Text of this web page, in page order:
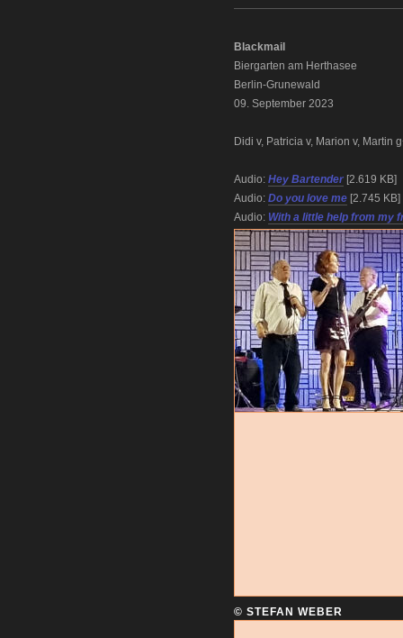
Blackmail
Biergarten am Herthasee
Berlin-Grunewald
09. September 2023
Didi v, Patricia v, Marion v, Martin
Audio: Hey Bartender [2.619 KB]
Audio: Do you love me [2.745 KB]
Audio: With a little help from my
© STEFAN WEBER